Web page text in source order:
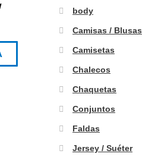
body
Camisas / Blusas
Camisetas
Chalecos
Chaquetas
Conjuntos
Faldas
Jersey / Suéter